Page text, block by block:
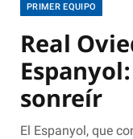
PRIMER EQUIPO
Real
sonreír
El Espanyol, que